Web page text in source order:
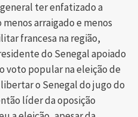
ter enfatizado a
arraigado e menos
francesa na região,
do Senegal apoiado
voto popular na eleição de
o Senegal do jugo do
líder da oposição